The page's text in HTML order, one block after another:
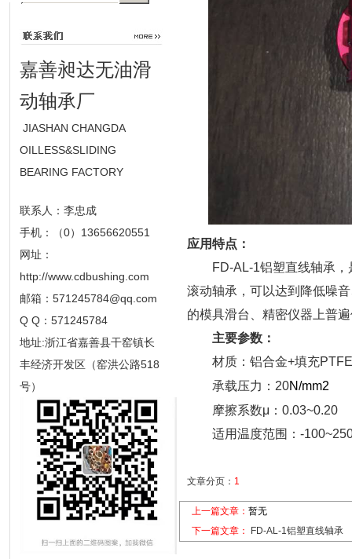
嘉善昶达无油滑
动轴承厂
JIASHAN CHANGDA
OILLESS&SLIDING
BEARING FACTORY
联系人：李忠成
手机：（0）13656620551
网址：
http://www.cdbushing.com
邮箱： 571245784@qq.com
Q Q：571245784
地址:浙江省嘉善县干窑镇长
丰经济开发区（窑洪公路518
号）
应用特点：
FD-AL-1铝塑直线轴承，
滚动轴承，可以达到降低噪
的模具滑台、精密仪器上普
主要参数：
材质：铝合金+填充PTFE
承载压力：20N/mm2
摩擦系数μ：0.03~0.20
适用温度范围：-
文章分页： 1
上一篇文章： 暂无
下一篇文章：
FD-AL-1铝塑直线轴承